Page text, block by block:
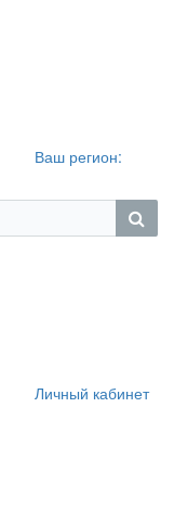
Ваш регион:
Личный кабинет